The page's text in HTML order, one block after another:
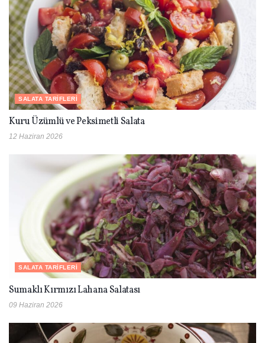
SALATA TARIFLERI
Kuru Üzümlü ve Peksimetli Salata
12 Haziran 2026
SALATA TARIFLERI
Sumaklı Kırmızı Lahana Salatası
09 Haziran 2026